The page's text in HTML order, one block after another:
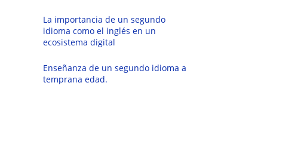
La importancia de un segundo
idioma como el inglés en un
ecosistema digital
Enseñanza de un segundo idioma a
temprana edad.